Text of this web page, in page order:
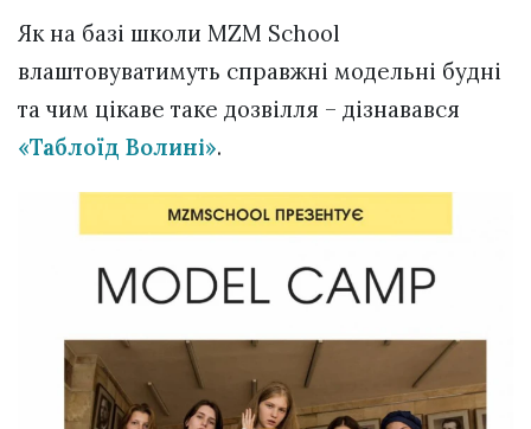
Як на базі школи MZM School
влаштовуватимуть справжні модельні будні
та чим цікаве таке дозвілля – дізнавався
«Таблоїд Волині».